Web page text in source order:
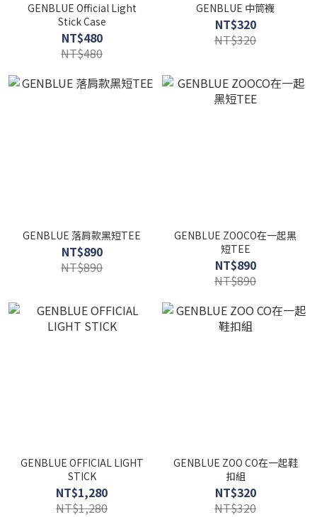
GENBLUE Official Light
Stick Case
NT$480
NT$480
GENBLUE 中筒襪
NT$320
NT$320
GENBLUE 落肩款黑短TEE
NT$890
NT$890
GENBLUE ZOOCO在一起黑
短TEE
NT$890
NT$890
GENBLUE OFFICIAL LIGHT
STICK
NT$1,280
NT$1,280
GENBLUE ZOO CO在一起鞋
扣組
NT$320
NT$320